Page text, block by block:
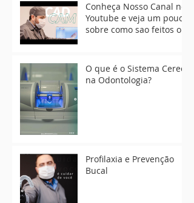
Conheça Nosso Canal no
Youtube e veja um pouco
sobre como sao feitos os
O que é o Sistema Cerec
na Odontologia?
Profilaxia e Prevenção
Bucal